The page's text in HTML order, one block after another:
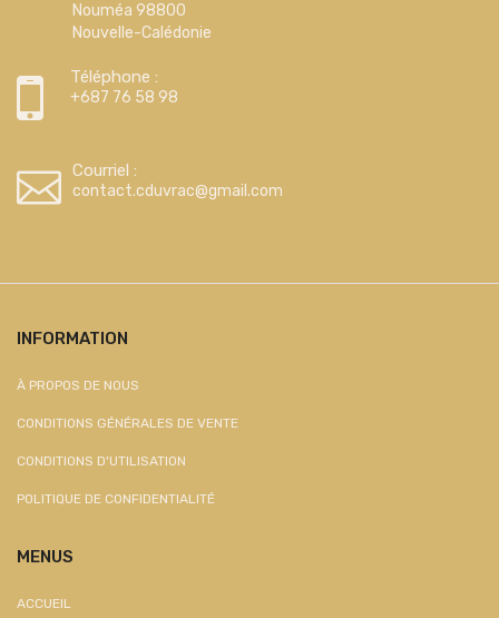
Nouméa 98800
Nouvelle-Calédonie
Téléphone :
+687 76 58 98
Courriel :
contact.cduvrac@gmail.com
INFORMATION
À PROPOS DE NOUS
CONDITIONS GÉNÉRALES DE VENTE
CONDITIONS D'UTILISATION
POLITIQUE DE CONFIDENTIALITÉ
MENUS
ACCUEIL